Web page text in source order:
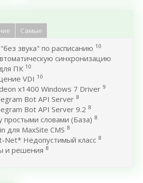
Самые
звука" по расписанию 10
синхронизацию
ПК 10
VDI 10
x1400 Windows 7 Driver 9
Bot API Server 8
Bot API Server 9.2 8
простыми словами (База) 8
для MaxSite CMS 8
Net* Недопустимый класс 8
и решения 8